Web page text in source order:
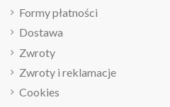
Formy płatności
Dostawa
Zwroty
Zwroty i reklamacje
Cookies